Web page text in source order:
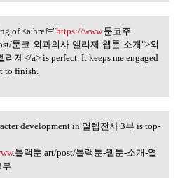
of <a href="https:
of <a href="https://www.툰코주
툰코-외과의사-엘리제-웹툰-소개">외
리제</a> is perfect. It keeps me engaged
to finish.
development in
development in 열렙전사 3부 is top-
.블랙툰.art/post/블랙툰-웹툰-소개-열
부